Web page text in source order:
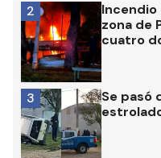
Incendio
zona de
cuatro
2
Se pasó
3